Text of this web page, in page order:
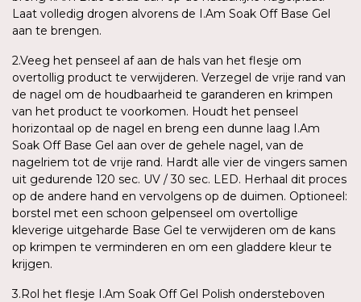
Laat volledig drogen alvorens de I.Am Soak Off Base Gel
aan te brengen.
2.Veeg het penseel af aan de hals van het flesje om
overtollig product te verwijderen. Verzegel de vrije rand van
de nagel om de houdbaarheid te garanderen en krimpen
van het product te voorkomen. Houdt het penseel
horizontaal op de nagel en breng een dunne laag I.Am
Soak Off Base Gel aan over de gehele nagel, van de
nagelriem tot de vrije rand. Hardt alle vier de vingers samen
uit gedurende 120 sec. UV / 30 sec. LED. Herhaal dit proces
op de andere hand en vervolgens op de duimen. Optioneel:
borstel met een schoon gelpenseel om overtollige
kleverige uitgeharde Base Gel te verwijderen om de kans
op krimpen te verminderen en om een gladdere kleur te
krijgen.
3.Rol het flesje I.Am Soak Off Gel Polish ondersteboven